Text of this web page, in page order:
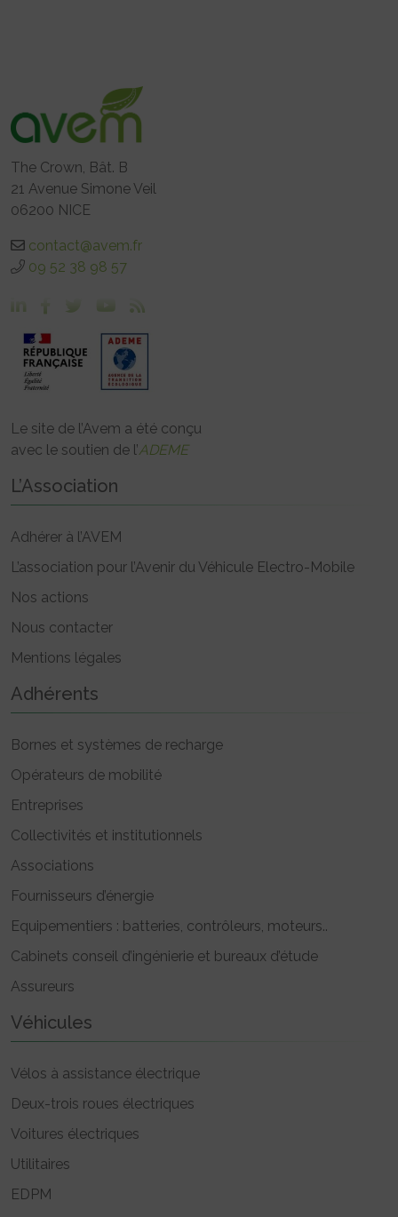
The Crown, Bât. B
21 Avenue Simone Veil
06200 NICE
contact@avem.fr
09 52 38 98 57
Le site de l’Avem a été conçu
avec le soutien de l’ADEME
L’Association
Adhérer à l’AVEM
L’association pour l’Avenir du Véhicule Electro-Mobile
Nos actions
Nous contacter
Mentions légales
Adhérents
Bornes et systèmes de recharge
Opérateurs de mobilité
Entreprises
Collectivités et institutionnels
Associations
Fournisseurs d’énergie
Equipementiers : batteries, contrôleurs, moteurs..
Cabinets conseil d’ingénierie et bureaux d’étude
Assureurs
Véhicules
Vélos à assistance électrique
Deux-trois roues électriques
Voitures électriques
Utilitaires
EDPM